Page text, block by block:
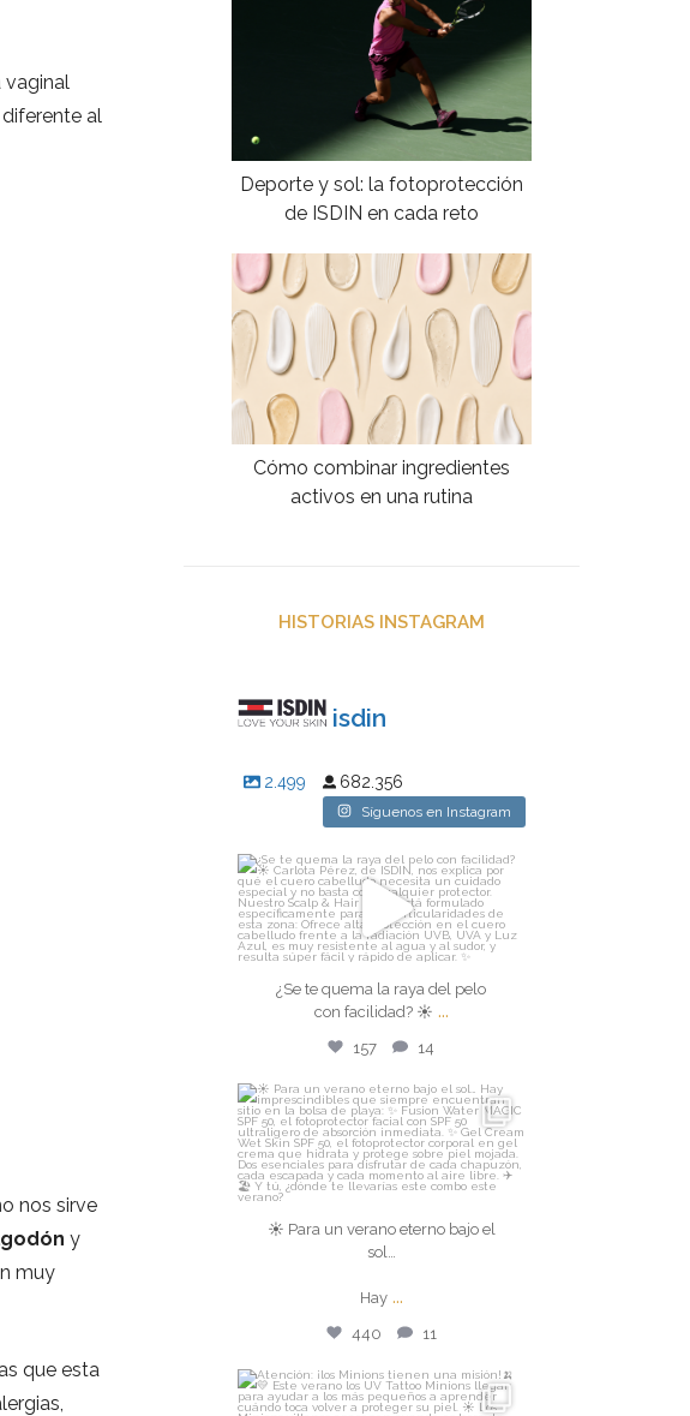
vaginal
al
nos sirve
y
muy
que esta
Deporte y sol: la fotoprotección
de ISDIN en cada reto
Cómo combinar ingredientes
activos en una rutina
HISTORIAS INSTAGRAM
isdin
2.499 682.356
Síguenos en Instagram
isdin
¿Se te quema la raya del pelo
con facilidad? ☀️...
Ago 7
157 14
¿Se te quema la raya del pelo
con facilidad? ☀️ ...
157 14
isdin
☀️ Para un verano eterno bajo el
sol…
Hay...
Ago 4
440 11
☀️ Para un verano eterno bajo el
sol…
Hay ...
440 11
isdin